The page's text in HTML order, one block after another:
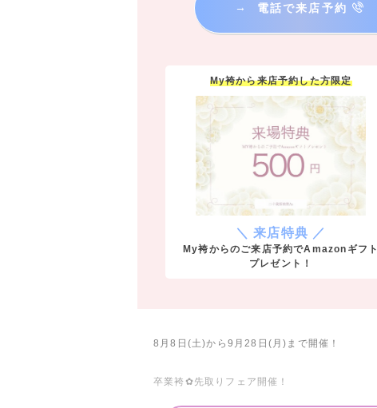
→ 電話で来店予約
My袴から来店予約した方限定
＼ 来店特典 ／
My袴からのご来店予約でAmazonギフト
プレゼント！
8月8日(土)から9月28日(月)まで開催！
卒業袴✿先取りフェア開催！